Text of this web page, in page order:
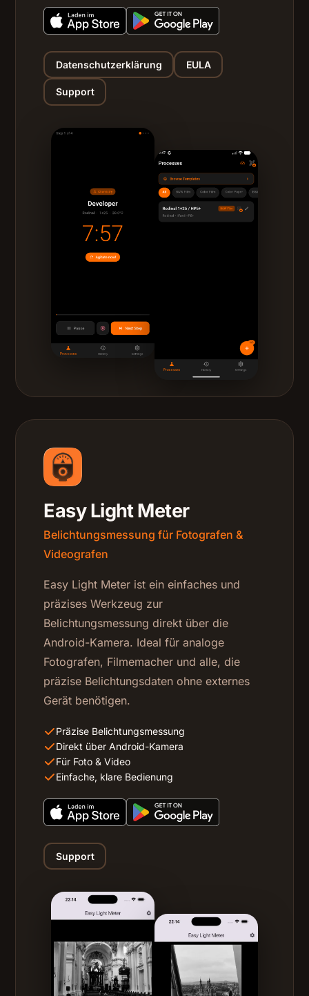
Datenschutzerklärung EULA
Support
Easy Light Meter
Belichtungsmessung für Fotografen &
Videografen
Easy Light Meter ist ein einfaches und
präzises Werkzeug zur
Belichtungsmessung direkt über die
Android-Kamera. Ideal für analoge
Fotografen, Filmemacher und alle, die
präzise Belichtungsdaten ohne externes
Gerät benötigen.
Präzise Belichtungsmessung
Direkt über Android-Kamera
Für Foto & Video
Einfache, klare Bedienung
Support